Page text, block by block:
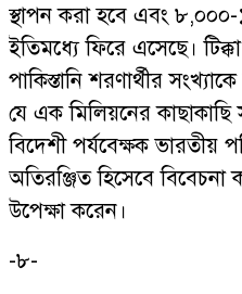
স্থাপন করা হবে এবং ৮,০০০-
ইতিমধ্যে ফিরে এসেছে।
পাকিস্তানি শরণার্থীর
যে এক মিলিয়নের কাছাকাছি
বিদেশী পর্যবেক্ষক ভারতীয়
অতিরঞ্জিত হিসেবে বিবেচনা
উপেক্ষা করেন।
-৮-